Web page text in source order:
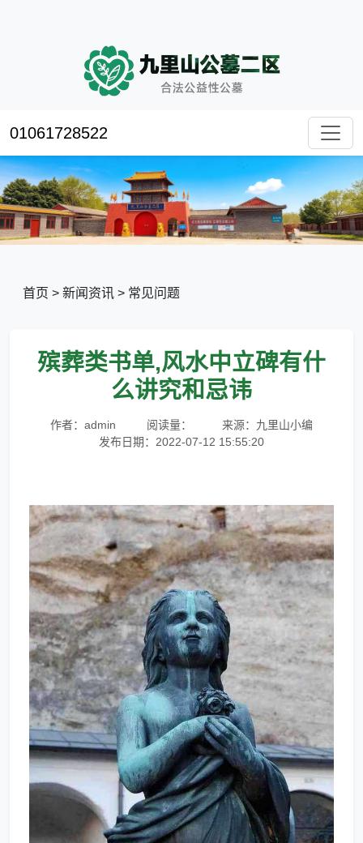
01061728522
首页 > 新闻资讯 > 常见问题
殡葬类书单,风水中立碑有什
么讲究和忌讳
作者：admin 阅读量：
来源：九里山小编
发布日期：2022-07-12 15:55:20